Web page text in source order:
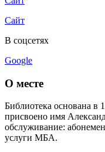
Сайт
В соцсетях
Google
О месте
Библиотека основана в
присвоено имя
обслуживание:
услуги МБА.